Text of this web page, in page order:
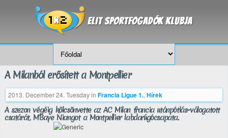
A Milanból erősített a Montpellier
2013. December 24. Tuesdayin Francia Ligue 1., Hírek
A szezon végéig kölcsönvette az AC Milan francia utánpótlás-válogatott
csatárát, M’Baye Niangot a Montpellier labdarúgócsapata.